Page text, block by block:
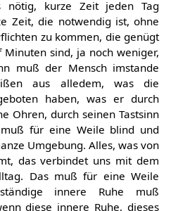
nötig, kurze Zeit jeden Tag
Zeit, die notwendig ist, ohne
zu kommen, die genügt
sind, ja noch weniger,
muß der Mensch imstande
aus alledem, was die
haben, was er durch
Ohren, durch seinen Tastsinn
für eine Weile blind und
Umgebung. Alles, was von
das verbindet uns mit dem
Das muß für eine Weile
innere Ruhe muß
diese innere Ruhe, dieses